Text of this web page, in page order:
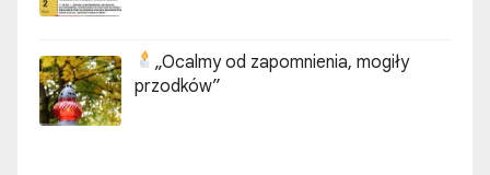
„Ocalmy od zapomnienia, mogiły
przodków”